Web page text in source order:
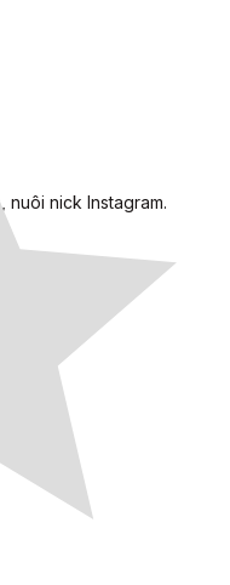
nuôi nick Instagram.